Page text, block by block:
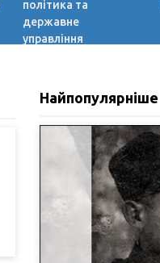
політика та
державне
управління
Найпопулярніше